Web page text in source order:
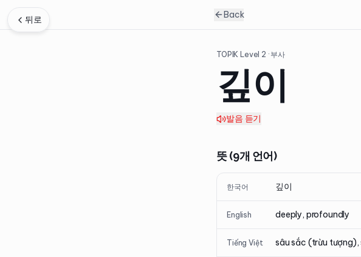
뒤로 Back
TOPIK Level 2 · 부사
깊이
발음 듣기
뜻 (9개 언어)
한국어 깊이
English deeply, profoundly
Tiếng Việt sâu sắc (trừu